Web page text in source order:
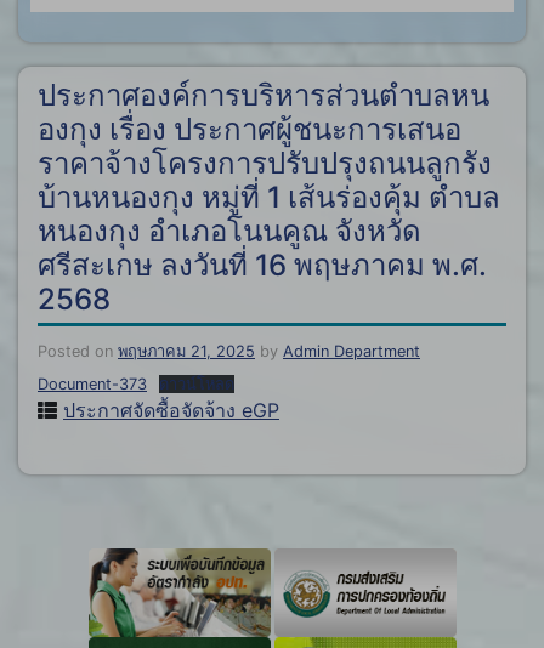
ประกาศองค์การบริหารส่วนตำบลหน
องกุง เรื่อง ประกาศผู้ชนะการเสนอ
ราคาจ้างโครงการปรับปรุงถนนลูกรัง
บ้านหนองกุง หมู่ที่ 1 เส้นร่องคุ้ม ตำบล
หนองกุง อำเภอโนนคูณ จังหวัด
ศรีสะเกษ ลงวันที่ 16 พฤษภาคม พ.ศ.
2568
Posted on พฤษภาคม 21, 2025 by Admin Department
Document-373
ดาวน์โหลด
ประกาศจัดซื้อจัดจ้าง eGP